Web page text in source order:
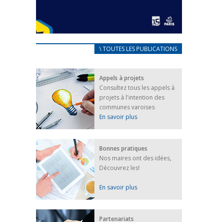
CARNET D’ACCUEIL
25 avril 2022
Afin d’accompagner au mieux les réfugiés
ukrainiens arrivés en France,...
FEUILLETER
\ TOUTES LES PUBLICATIONS
Appels à projets
Consultez tous les appels à
projets à l'intention des
communes varoises
En savoir plus
Bonnes pratiques
Nos maires ont des idées,
Découvrez les!
En savoir plus
Partenariats